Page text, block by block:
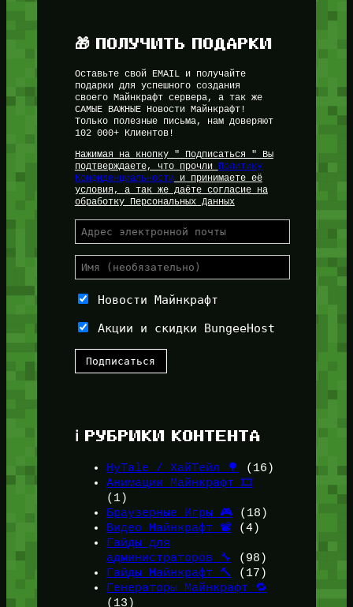
🎁 ПОЛУЧИТЬ ПОДАРКИ
Оставьте свой EMAIL и получайте
подарки для успешного создания
своего Майнкрафт сервера, а так же
САМЫЕ ВАЖНЫЕ Новости Майнкрафт!
Только полезные письма, нам доверяют
102 000+ Клиентов!
Нажимая на кнопку " Подписаться " Вы
подтверждаете, что прочли
Политику
Конфиденциальностии принимаете её
условия, а так же даёте согласие на
обработку Персональных Данных
Новости Майнкрафт
Акции и скидки BungeeHost
ℹ️ РУБРИКИ КОНТЕНТА
HyTale / ХайТейл 🌳
(16)
Анимации Майнкрафт 🎞️
(1)
Браузерные Игры 🎮(18)
Видео Майнкрафт 📽️ (4)
Гайды для
администраторов 🔧
(98)
Гайды Майнкрафт 🔨
(17)
Генераторы Майнкрафт 🔁
(13)